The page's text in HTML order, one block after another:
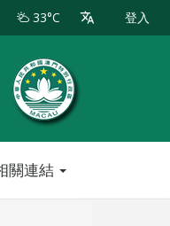
33°C 登入
關連結